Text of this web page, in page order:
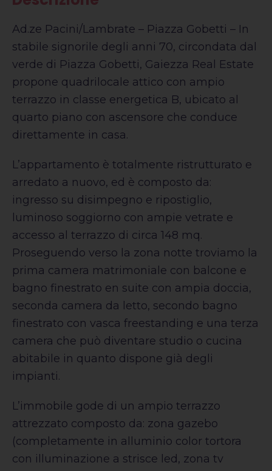
Ad.ze Pacini/Lambrate – Piazza Gobetti – In
stabile signorile degli anni 70, circondata dal
verde di Piazza Gobetti, Gaiezza Real Estate
propone quadrilocale attico con ampio
terrazzo in classe energetica B, ubicato al
quarto piano con ascensore che conduce
direttamente in casa.
L’appartamento è totalmente ristrutturato e
arredato a nuovo, ed è composto da:
ingresso su disimpegno e ripostiglio,
luminoso soggiorno con ampie vetrate e
accesso al terrazzo di circa 148 mq.
Proseguendo verso la zona notte troviamo la
prima camera matrimoniale con balcone e
bagno finestrato en suite con ampia doccia,
seconda camera da letto, secondo bagno
finestrato con vasca freestanding e una terza
camera che può diventare studio o cucina
abitabile in quanto dispone già degli
impianti.
L’immobile gode di un ampio terrazzo
attrezzato composto da: zona gazebo
(completamente in alluminio color tortora
con illuminazione a strisce led, zona tv